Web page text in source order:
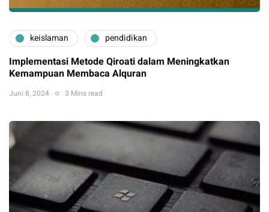
keislaman pendidikan
Implementasi Metode Qiroati dalam Meningkatkan
Kemampuan Membaca Alquran
Juni 8, 2024 3 Mins read